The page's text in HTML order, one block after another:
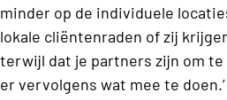
minder op de individuele
lokale cliëntenraden of zij
terwijl dat je partners zijn om
er vervolgens wat mee te doen.’